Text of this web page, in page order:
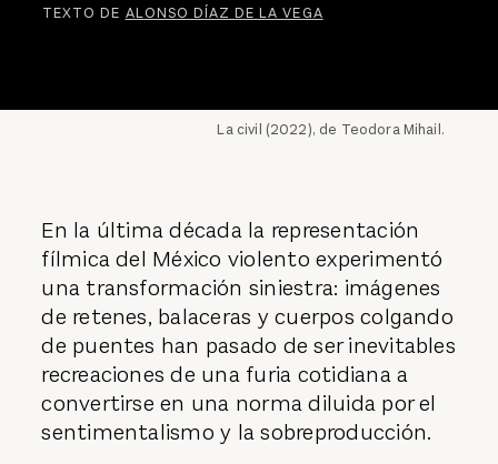
TEXTO DE ALONSO DÍAZ DE LA VEGA
La civil (2022), de Teodora Mihail.
En la última década la representación
fílmica del México violento experimentó
una transformación siniestra: imágenes
de retenes, balaceras y cuerpos colgando
de puentes han pasado de ser inevitables
recreaciones de una furia cotidiana a
convertirse en una norma diluida por el
sentimentalismo y la sobreproducción.